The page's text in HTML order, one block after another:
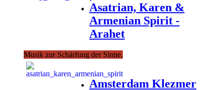
Asatrian, Karen &
Armenian Spirit -
Arahet
Musik zur Schärfung der Sinne.
Amsterdam Klezmer